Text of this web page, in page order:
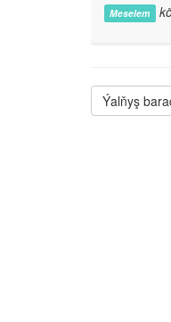
Meselem
Ýalňyş